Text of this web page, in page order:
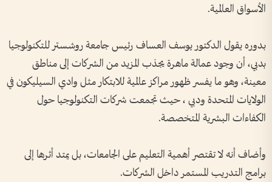
الأسواق العالمية.
بدوره يقول الدكتور يوسف العساف رئيس جامعة روشستر للتكنولوجيا
بدبي، أن وجود عمالة ماهرة يجذب المزيد من الشركات إلى مناطق
معينة، وهو ما يفسر ظهور مراكز عالمية للابتكار مثل وادي السيليكون في
الولايات المتحدة ودبي ، حيث تجمعت شركات التكنولوجيا حول
الكفاءات البشرية المتخصصة.
وأضاف أنه لا تقتصر أهمية التعليم على الجامعات، بل يمتد أثرها إلى
برامج التدريب المستمر داخل الشركات.